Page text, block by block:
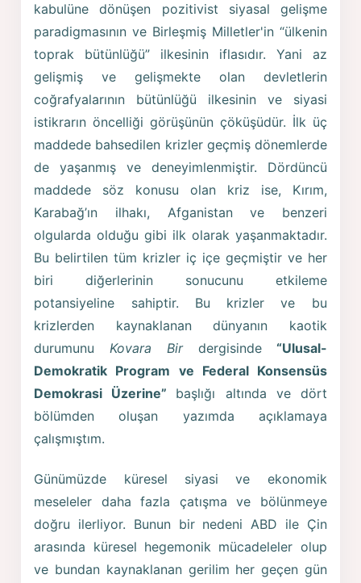
kabulüne dönüşen pozitivist siyasal gelişme
paradigmasının ve Birleşmiş Milletler'in “ülkenin
toprak bütünlüğü” ilkesinin iflasıdır. Yani az
gelişmiş ve gelişmekte olan devletlerin
coğrafyalarının bütünlüğü ilkesinin ve siyasi
istikrarın öncelliği görüşünün çöküşüdür. İlk üç
maddede bahsedilen krizler geçmiş dönemlerde
de yaşanmış ve deneyimlenmiştir. Dördüncü
maddede söz konusu olan kriz ise, Kırım,
Karabağ’ın ilhakı, Afganistan ve benzeri
olgularda olduğu gibi ilk olarak yaşanmaktadır.
Bu belirtilen tüm krizler iç içe geçmiştir ve her
biri diğerlerinin sonucunu etkileme
potansiyeline sahiptir. Bu krizler ve bu
krizlerden kaynaklanan dünyanın kaotik
durumunuKovara Birdergisinde“Ulusal-
Demokratik Program ve Federal Konsensüs
Demokrasi Üzerine” başlığı altında ve dört
bölümden oluşan yazımda açıklamaya
çalışmıştım.
Günümüzde küresel siyasi ve ekonomik
meseleler daha fazla çatışma ve bölünmeye
doğru ilerliyor. Bunun bir nedeni ABD ile Çin
arasında küresel hegemonik mücadeleler olup
ve bundan kaynaklanan gerilim her geçen gün